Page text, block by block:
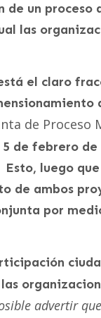
de un proceso
las
el claro
de Proceso
de febrero de
luego
de ambos
por
advertir